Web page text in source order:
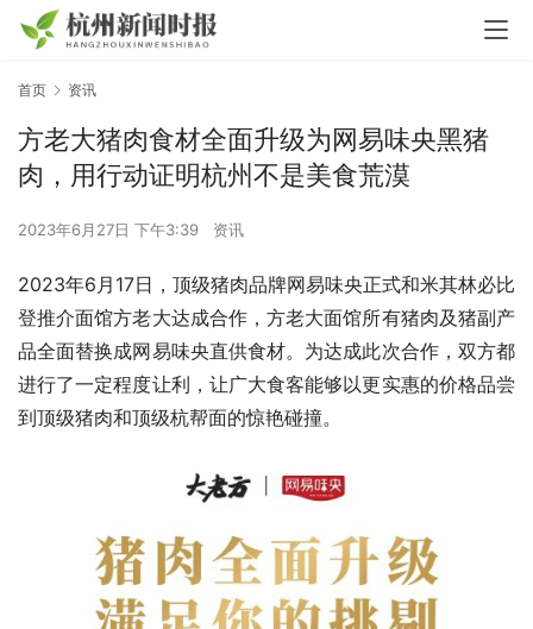
首页 资讯
方老大猪肉食材全面升级为网易味央黑猪
肉，用行动证明杭州不是美食荒漠
2023年6月27日 下午3:39 资讯
2023年6月17日，顶级猪肉品牌网易味央正式和米其林必比
登推介面馆方老大达成合作，方老大面馆所有猪肉及猪副产
品全面替换成网易味央直供食材。为达成此次合作，双方都
进行了一定程度让利，让广大食客能够以更实惠的价格品尝
到顶级猪肉和顶级杭帮面的惊艳碰撞。